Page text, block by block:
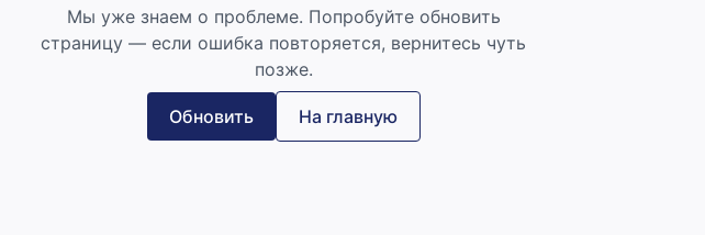
Мы уже знаем о проблеме. Попробуйте обновить
страницу — если ошибка повторяется, вернитесь чуть
позже.
Обновить На главную